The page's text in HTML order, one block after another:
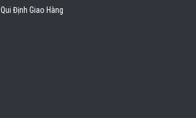
Qui Định Giao Hàng